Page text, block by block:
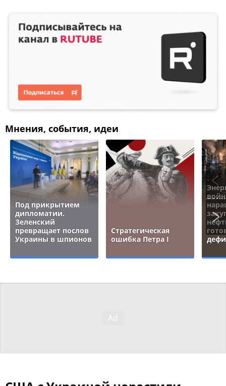
Мнения, события, идеи
Под прикрытием
дипломатии.
Зеленский
превращает послов
Украины в шпионов
Стратегическая
ошибка Петра I